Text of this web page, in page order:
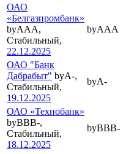
ОАО
«Белгазпромбанк»
byAAA,
Стабильный,
22.12.2025
byAAA
ОАО "Банк
Дабрабыт" byA-,
Стабильный,
19.12.2025
byA-
ОАО «Технобанк»
byBBB-,
Стабильный,
18.12.2025
byBBB-